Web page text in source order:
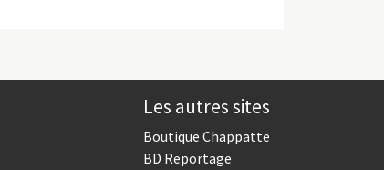
Les autres sites
Boutique Chappatte
BD Reportage